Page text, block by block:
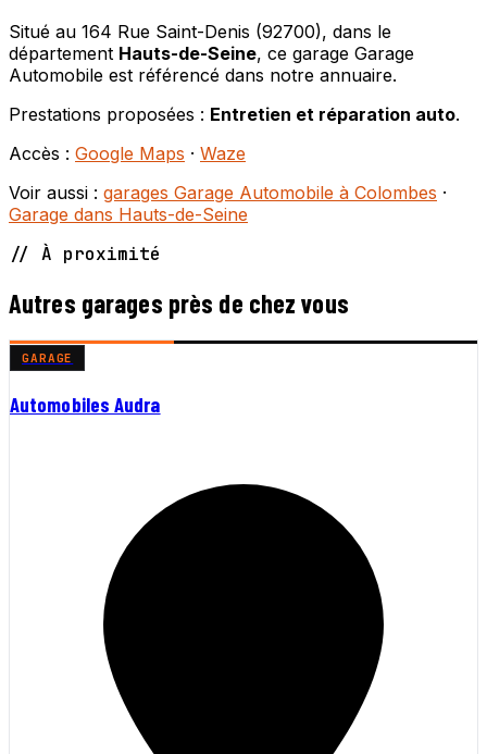
Situé au 164 Rue Saint-Denis (92700), dans le
département Hauts-de-Seine, ce garage Garage
Automobile est référencé dans notre annuaire.
Prestations proposées : Entretien et réparation auto.
Accès : Google Maps · Waze
Voir aussi : garages Garage Automobile à Colombes ·
Garage dans Hauts-de-Seine
// À proximité
Autres garages près de chez vous
GARAGE
Automobiles Audra